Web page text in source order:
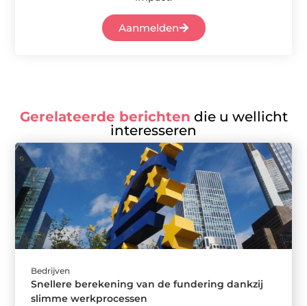
Aanmelden
Gerelateerde berichten die u wellicht
interesseren
Bedrijven
Snellere berekening van de fundering dankzij
slimme werkprocessen